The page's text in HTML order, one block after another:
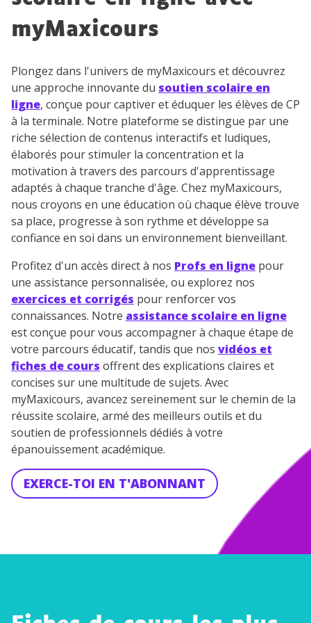
myMaxicours
Plongez dans l'univers de myMaxicours et découvrez
une approche innovante du soutien scolaire en
ligne, conçue pour captiver et éduquer les élèves de CP
à la terminale. Notre plateforme se distingue par une
riche sélection de contenus interactifs et ludiques,
élaborés pour stimuler la concentration et la
motivation à travers des parcours d'apprentissage
adaptés à chaque tranche d'âge. Chez myMaxicours,
nous croyons en une éducation où chaque élève trouve
sa place, progresse à son rythme et développe sa
confiance en soi dans un environnement bienveillant.
Profitez d'un accès direct à nos Profs en ligne pour
une assistance personnalisée, ou explorez nos
exercices et corrigés pour renforcer vos
connaissances. Notre assistance scolaire en ligne
est conçue pour vous accompagner à chaque étape de
votre parcours éducatif, tandis que nos vidéos et
fiches de cours offrent des explications claires et
concises sur une multitude de sujets. Avec
myMaxicours, avancez sereinement sur le chemin de la
réussite scolaire, armé des meilleurs outils et du
soutien de professionnels dédiés à votre
épanouissement académique.
EXERCE-TOI EN T'ABONNANT